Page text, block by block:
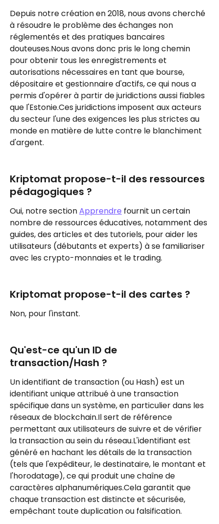
Depuis notre création en 2018, nous avons cherché
à résoudre le problème des échanges non
réglementés et des pratiques bancaires
douteuses.Nous avons donc pris le long chemin
pour obtenir tous les enregistrements et
autorisations nécessaires en tant que bourse,
dépositaire et gestionnaire d'actifs, ce qui nous a
permis d'opérer à partir de juridictions aussi fiables
que l'Estonie.Ces juridictions imposent aux acteurs
du secteur l'une des exigences les plus strictes au
monde en matière de lutte contre le blanchiment
d'argent.
Kriptomat propose-t-il des ressources
pédagogiques ?
Oui, notre section Apprendre fournit un certain
nombre de ressources éducatives, notamment des
guides, des articles et des tutoriels, pour aider les
utilisateurs (débutants et experts) à se familiariser
avec les crypto-monnaies et le trading.
Kriptomat propose-t-il des cartes ?
Non, pour l'instant.
Qu'est-ce qu'un ID de
transaction/Hash ?
Un identifiant de transaction (ou Hash) est un
identifiant unique attribué à une transaction
spécifique dans un système, en particulier dans les
réseaux de blockchain.Il sert de référence
permettant aux utilisateurs de suivre et de vérifier
la transaction au sein du réseau.L'identifiant est
généré en hachant les détails de la transaction
(tels que l'expéditeur, le destinataire, le montant et
l'horodatage), ce qui produit une chaîne de
caractères alphanumériques.Cela garantit que
chaque transaction est distincte et sécurisée,
empêchant toute duplication ou falsification.